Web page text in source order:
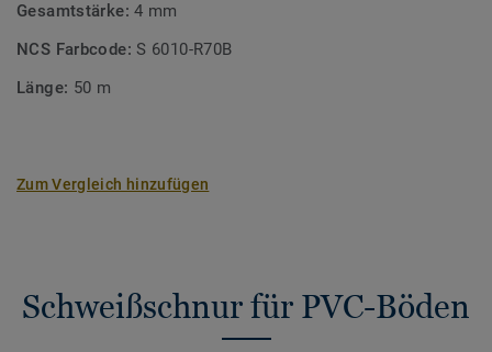
Gesamtstärke:4 mm
NCS Farbcode:S 6010-R70B
Länge: 50 m
Zum Vergleich hinzufügen
Schweißschnur für PVC-Böden